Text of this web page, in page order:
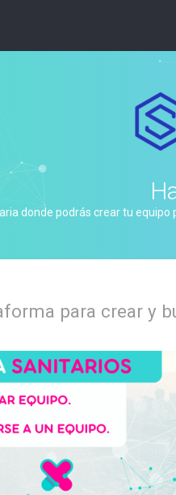
donde podrás crear tu
para crear y